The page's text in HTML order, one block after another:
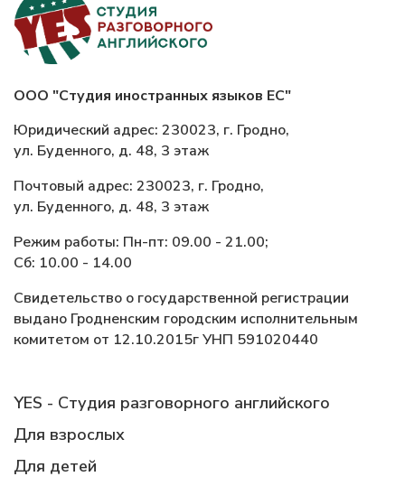
ООО "Студия иностранных языков ЕС"
Юридический адрес: 230023, г. Гродно,
ул. Буденного, д. 48, 3 этаж
Почтовый адрес: 230023, г. Гродно,
ул. Буденного, д. 48, 3 этаж
Режим работы: Пн-пт: 09.00 - 21.00;
Сб: 10.00 - 14.00
Свидетельство о государственной регистрации
выдано Гродненским городским исполнительным
комитетом от 12.10.2015г УНП 591020440
YES - Студия разговорного английского
Для взрослых
Для детей